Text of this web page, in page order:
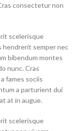
consectetur non
scelerisque
hendrerit semper nec
bibendum montes
nunc. Cras
fames sociis
a parturient dui
at in augue.
scelerisque